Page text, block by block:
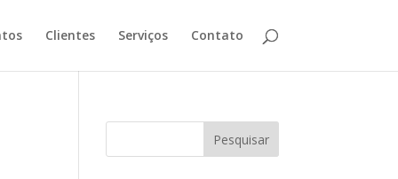
Clientes Serviços Contato